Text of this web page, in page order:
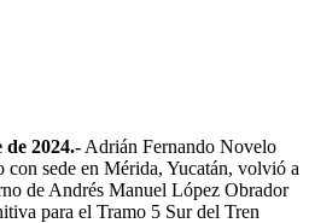
2024.- Adrián Fernando Novelo
con sede en Mérida, Yucatán, volvió a
de Andrés Manuel López Obrador
para el Tramo 5 Sur del Tren